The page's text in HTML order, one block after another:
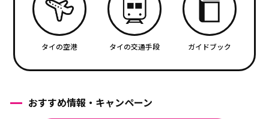
タイの空港 タイの交通手段 ガイドブック
おすすめ情報・キャンペーン